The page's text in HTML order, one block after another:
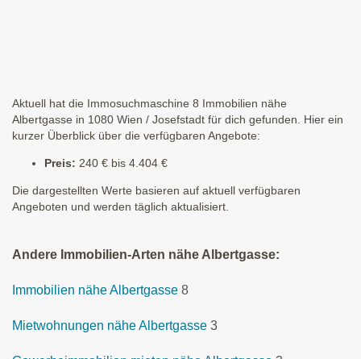
Aktuell hat die Immosuchmaschine 8 Immobilien nähe
Albertgasse in 1080 Wien / Josefstadt für dich gefunden. Hier ein
kurzer Überblick über die verfügbaren Angebote:
Preis: 240 € bis 4.404 €
Die dargestellten Werte basieren auf aktuell verfügbaren
Angeboten und werden täglich aktualisiert.
Andere Immobilien-Arten nähe Albertgasse:
Immobilien nähe Albertgasse 8
Mietwohnungen nähe Albertgasse 3